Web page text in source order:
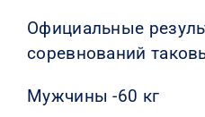
Официальные
соревнований
Мужчины -60 кг